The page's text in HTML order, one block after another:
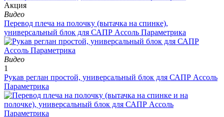
Aкция
Видео
Перевод плеча на полочку (вытачка на спинке),
универсальный блок для САПР Ассоль Параметрика
Видео
1
Рукав реглан простой, универсальный блок для САПР Ассоль
Параметрика